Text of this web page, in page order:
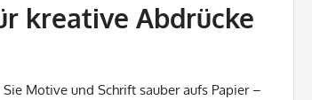
kreative Abdrücke
Motive und Schrift sauber aufs Papier –